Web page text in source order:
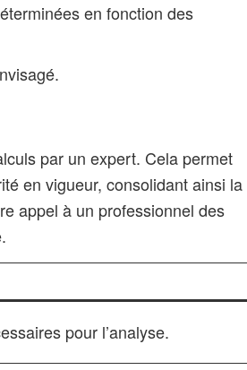
en fonction des
par un expert. Cela permet
en vigueur, consolidant ainsi la
appel à un professionnel des
pour l’analyse.